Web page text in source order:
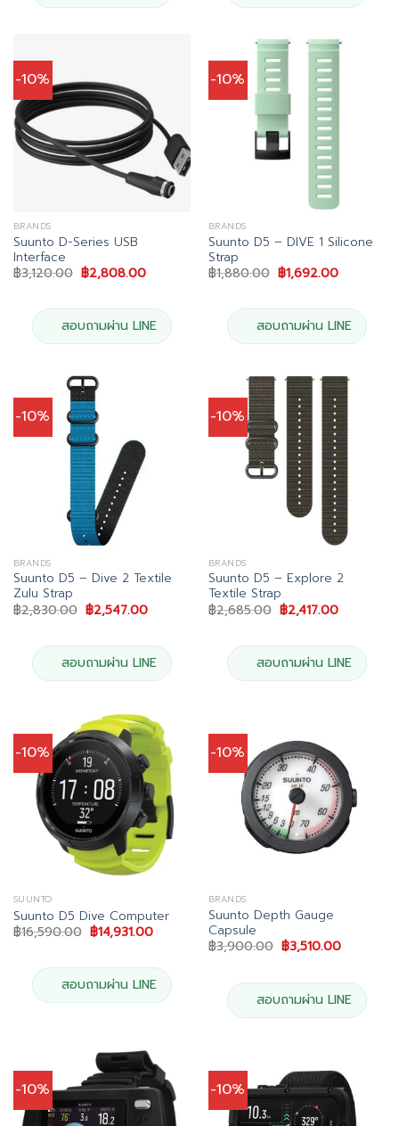
-10%
BRANDS
Suunto D-Series USB
Interface
฿3,120.00 Original
price
฿3,120.00.
฿2,808.00Current
฿2,808.00.
สอบถามผ่าน LINE
-10%
BRANDS
Suunto D5 – DIVE 1 Silicone
Strap
฿1,880.00 Original
price
฿1,880.00.
฿1,692.00Current
฿1,692.00.
สอบถามผ่าน LINE
-10%
BRANDS
Suunto D5 – Dive 2 Textile
Zulu Strap
฿2,830.00 Original
price
฿2,830.00.
฿2,547.00Current
฿2,547.00.
สอบถามผ่าน LINE
-10%
BRANDS
Suunto D5 – Explore 2
Textile Strap
฿2,685.00 Original
price
฿2,685.00.
฿2,417.00Current
฿2,417.00.
สอบถามผ่าน LINE
-10%
SUUNTO
Suunto D5 Dive Computer
฿16,590.00 Original
price
฿16,590.00.
฿14,931.00Current
฿14,931.00.
สอบถามผ่าน LINE
-10%
BRANDS
Suunto Depth Gauge
Capsule
฿3,900.00 Original
price
฿3,900.00.
฿3,510.00Current
฿
สอบถามผ่าน LINE
-10% -10%